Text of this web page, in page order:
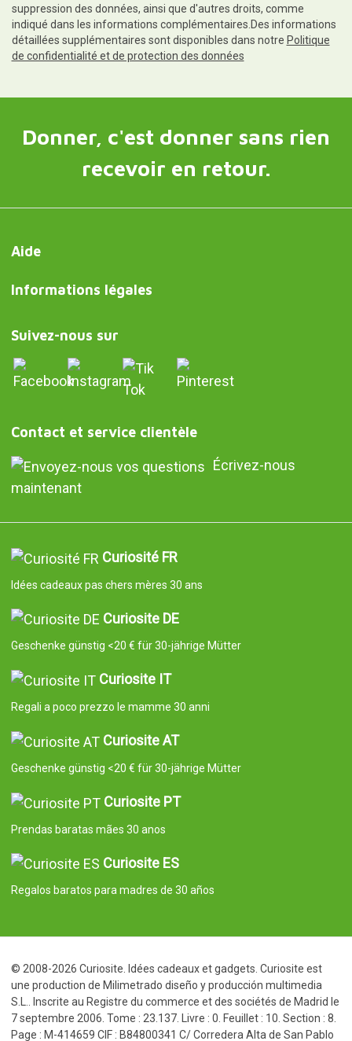
suppression des données, ainsi que d'autres droits, comme
indiqué dans les informations complémentaires.Des informations
détaillées supplémentaires sont disponibles dans notre Politique
de confidentialité et de protection des données
Donner, c'est donner sans rien
recevoir en retour.
Aide
Informations légales
Suivez-nous sur
Contact et service clientèle
Écrivez-nous
maintenant
Curiosité FR
Idées cadeaux pas chers mères 30 ans
Curiosite DE
Geschenke günstig <20 € für 30-jährige Mütter
Curiosite IT
Regali a poco prezzo le mamme 30 anni
Curiosite AT
Geschenke günstig <20 € für 30-jährige Mütter
Curiosite PT
Prendas baratas mães 30 anos
Curiosite ES
Regalos baratos para madres de 30 años
© 2008-2026 Curiosite. Idées cadeaux et gadgets. Curiosite est
une production de Milimetrado diseño y producción multimedia
S.L.. Inscrite au Registre du commerce et des sociétés de Madrid le
7 septembre 2006. Tome : 23.137. Livre : 0. Feuillet : 10. Section : 8.
Page : M-414659 CIF : B84800341 C/ Corredera Alta de San Pablo